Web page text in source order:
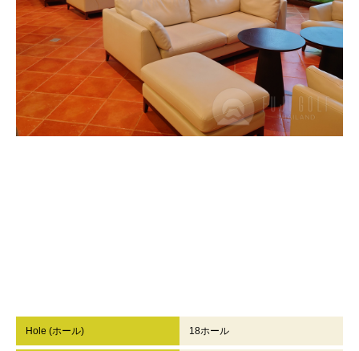
Hole (ホール) 18ホール